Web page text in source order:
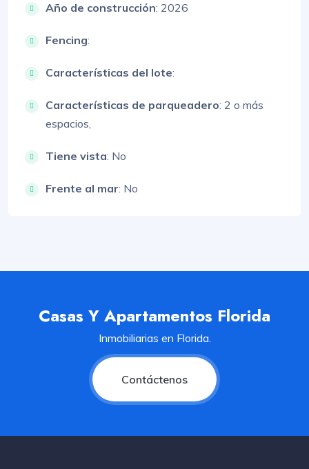
Año de construcción: 2026
Fencing:
Características del lote:
Características de parqueadero: 2 o más
espacios,
Tiene vista: No
Frente al mar: No
Casas Y Apartamentos Florida
Inmobiliarias en Florida.
Contáctenos